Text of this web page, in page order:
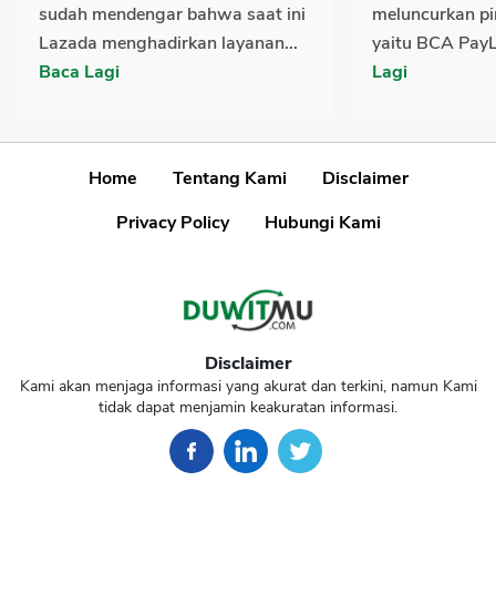
sudah mendengar bahwa saat ini
Lazada menghadirkan layanan...
Baca Lagi
meluncurkan
yaitu BCA
Lagi
Home Tentang Kami
Disclaimer
Privacy Policy
Hubungi Kami
Disclaimer
Kami akan menjaga informasi yang akurat dan terkini, namun Kami
tidak dapat menjamin keakuratan informasi.